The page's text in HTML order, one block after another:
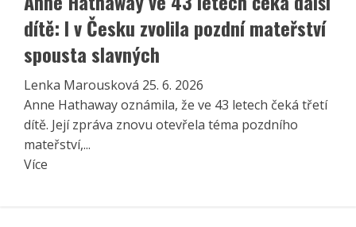
dítě: I v Česku zvolila pozdní mateřství
spousta slavných
Lenka Marousková 25. 6. 2026
Anne Hathaway oznámila, že ve 43 letech čeká třetí
dítě. Její zpráva znovu otevřela téma pozdního
mateřství,...
Více